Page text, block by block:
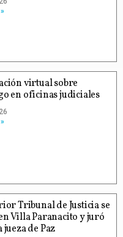
virtual sobre
en oficinas judiciales
Tribunal de Justicia se
Villa Paranacito y juró
jueza de Paz